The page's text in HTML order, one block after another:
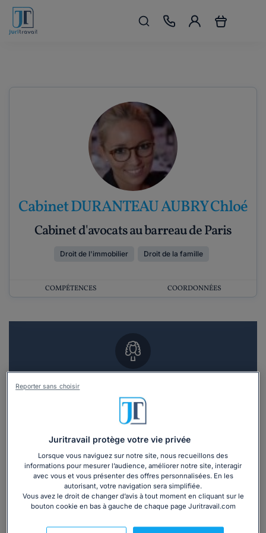
Cabinet DURANTEAU AUBRY Chloé
Cabinet d'avocats au barreau de Paris
Droit de l'immobilier Droit de la famille
COMPÉTENCES COORDONNÉES
Vous souhaitez un RDV en cabinet avec un
avocat ?
Recevoir des devis d'avocats
3 devis en 48h
Juritravail protège votre vie privée
Lorsque vous naviguez sur notre site, nous recueillons des
informations pour mesurer l’audience, améliorer notre site, interagir
avec vous et vous présenter des offres personnalisées. En les
autorisant, votre navigation sera simplifiée.
Vous avez le droit de changer d’avis à tout moment en cliquant sur le
bouton cookie en bas à gauche de chaque page Juritravail.com
Reporter sans choisir